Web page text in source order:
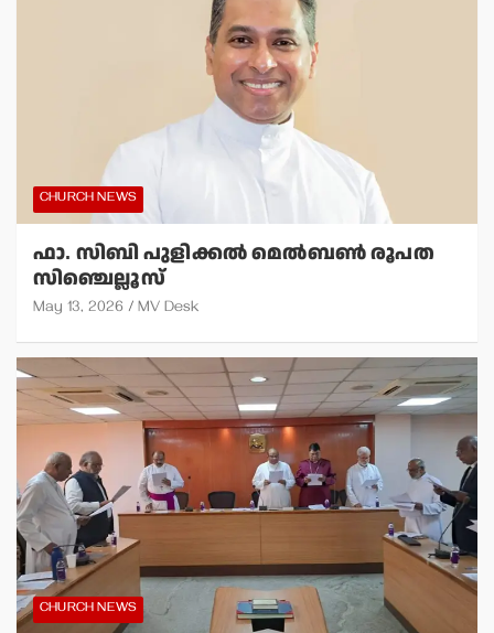
CHURCH NEWS
ഫാ. സിബി പുളിക്കല്‍ മെല്‍ബണ്‍ രൂപത
സിഞ്ചെല്ലൂസ്
May 13, 2026 MV Desk
CHURCH NEWS